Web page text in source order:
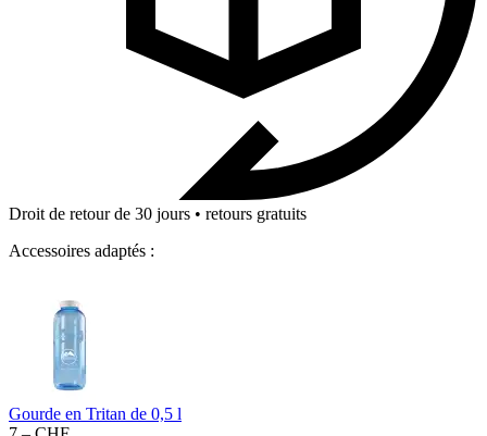
Droit de retour de 30 jours • retours gratuits
Accessoires adaptés :
Gourde en Tritan de 0,5 l